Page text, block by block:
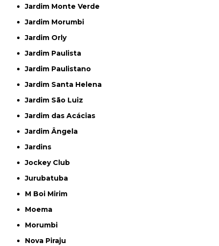
Jardim Monte Verde
Jardim Morumbi
Jardim Orly
Jardim Paulista
Jardim Paulistano
Jardim Santa Helena
Jardim São Luiz
Jardim das Acácias
Jardim Ângela
Jardins
Jockey Club
Jurubatuba
M Boi Mirim
Moema
Morumbi
Nova Piraju